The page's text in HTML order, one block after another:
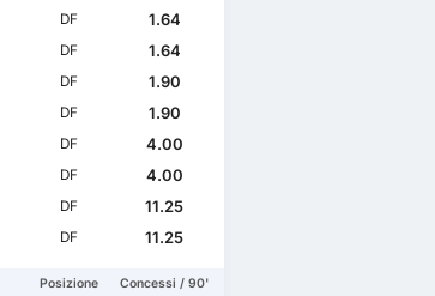
DF
1.64
DF
1.64
DF
1.90
DF
1.90
DF
4.00
DF
4.00
DF
11.25
DF 11.25
Posizione Concessi / 90'